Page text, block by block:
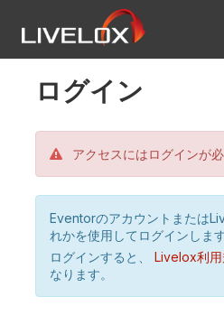
ログイン
アクセスにはログインが必
Eventorのアカウントまたは
れかを使用してログインします
ログインすると、
Livelox利用
なります。